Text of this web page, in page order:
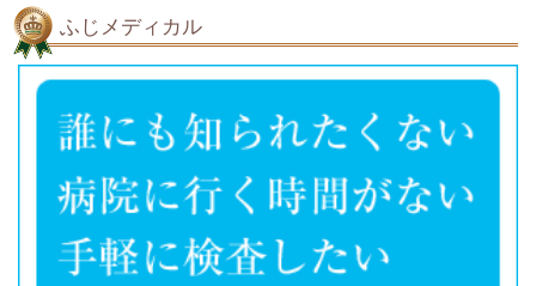
ふじメディカル